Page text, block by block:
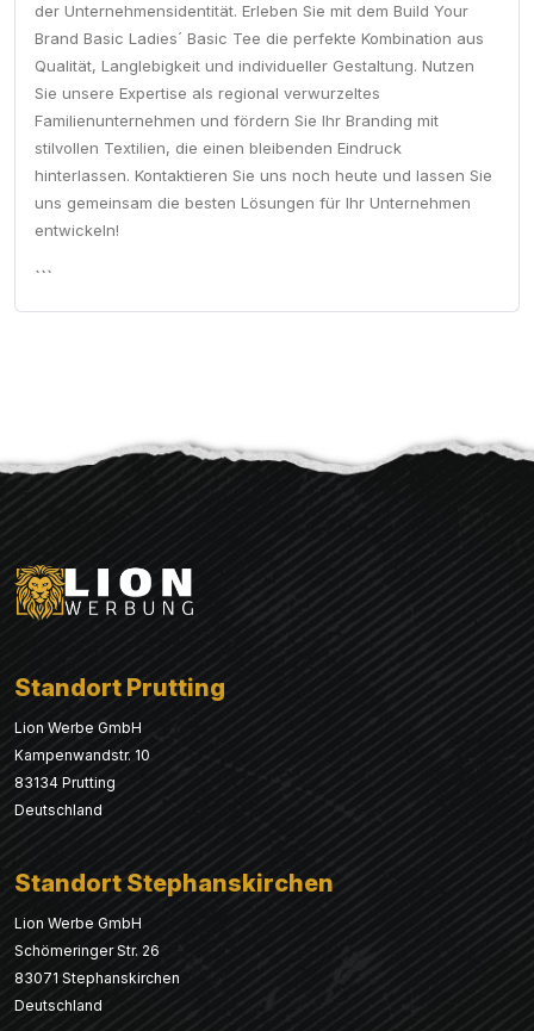
der Unternehmensidentität. Erleben Sie mit dem Build Your
Brand Basic Ladies´ Basic Tee die perfekte Kombination aus
Qualität, Langlebigkeit und individueller Gestaltung. Nutzen
Sie unsere Expertise als regional verwurzeltes
Familienunternehmen und fördern Sie Ihr Branding mit
stilvollen Textilien, die einen bleibenden Eindruck
hinterlassen. Kontaktieren Sie uns noch heute und lassen Sie
uns gemeinsam die besten Lösungen für Ihr Unternehmen
entwickeln!
```
Standort Prutting
Lion Werbe GmbH
Kampenwandstr. 10
83134 Prutting
Deutschland
Standort Stephanskirchen
Lion Werbe GmbH
Schömeringer Str. 26
83071 Stephanskirchen
Deutschland